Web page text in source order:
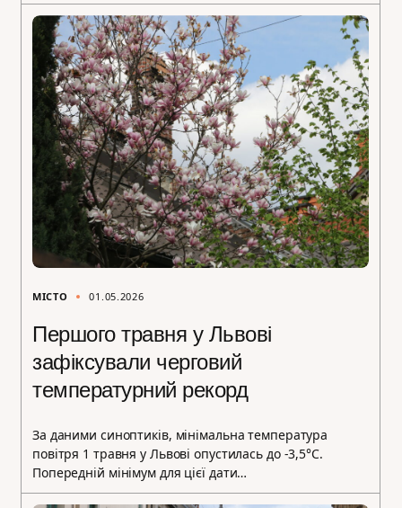
МІСТО 01.05.2026
Першого травня у Львові
зафіксували черговий
температурний рекорд
За даними синоптиків, мінімальна температура
повітря 1 травня у Львові опустилась до -3,5°С.
Попередній мінімум для цієї дати…